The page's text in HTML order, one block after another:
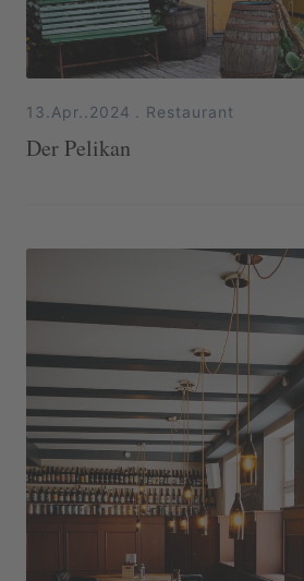
13.Apr..2024 Restaurant
Der Pelikan